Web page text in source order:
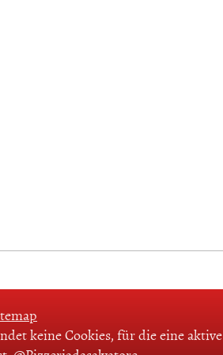
keine Cookies, für die eine aktive